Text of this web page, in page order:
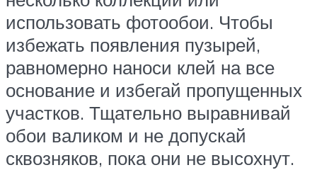
использовать фотообои. Чтобы
избежать появления пузырей,
равномерно наноси клей на все
основание и избегай пропущенных
участков. Тщательно выравнивай
обои валиком и не допускай
сквозняков, пока они не высохнут.